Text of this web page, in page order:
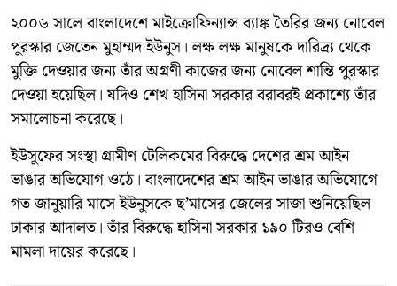
২০০৬ সালে বাংলাদেশে মাইক্রোফিন্যান্স ব্যাঙ্ক তৈরির জন্য নোবেল
পুরস্কার জেতেন মুহাম্মদ ইউনুস। লক্ষ লক্ষ মানুষকে দারিদ্র্য থেকে
মুক্তি দেওয়ার জন্য তাঁর অগ্রণী কাজের জন্য নোবেল শান্তি পুরস্কার
দেওয়া হয়েছিল। যদিও শেখ হাসিনা সরকার বরাবরই প্রকাশ্যে তাঁর
সমালোচনা করেছে।
ইউসুফের সংস্থা গ্রামীণ টেলিকমের বিরুদ্ধে দেশের শ্রম আইন
ভাঙার অভিযোগ ওঠে। বাংলাদেশের শ্রম আইন ভাঙার অভিযোগে
গত জানুয়ারি মাসে ইউনুসকে ছ’মাসের জেলের সাজা শুনিয়েছিল
ঢাকার আদালত। তাঁর বিরুদ্ধে হাসিনা সরকার ১৯০ টিরও বেশি
মামলা দায়ের করেছে।